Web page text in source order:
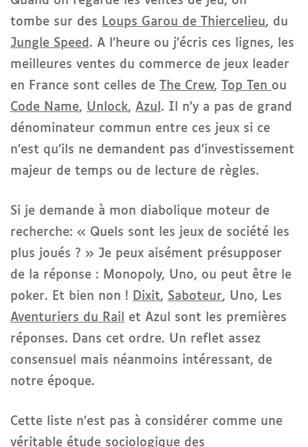
tombe sur des Loups Garou de Thiercelieu, du
Jungle Speed . A l’heure ou j’écris ces lignes, les
meilleures ventes du commerce de jeux leader
en France sont celles de
The Crew, Top Ten ou
Code Name, Unlock, Azul . Il n’y a pas de grand
dénominateur commun entre ces jeux si ce
n’est qu’ils ne demandent pas d’investissement
majeur de temps ou de lecture de règles.
Si je demande à mon diabolique moteur de
recherche: « Quels sont les jeux de société les
plus joués ? » Je peux aisément présupposer
de la réponse : Monopoly, Uno, ou peut être le
poker. Et bien non ! Dixit, Saboteur, Uno, Les
Aventuriers du Rail
et Azul sont les premières
réponses. Dans cet ordre. Un reflet assez
consensuel mais néanmoins intéressant, de
notre époque.
Cette liste n’est pas à considérer comme une
véritable étude sociologique des